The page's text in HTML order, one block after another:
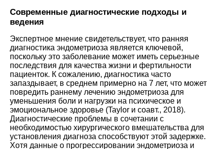
Современные диагностические подходы и
ведения
Экспертное мнение свидетельствует, что ранняя
диагностика эндометриоза является ключевой,
поскольку это заболевание может иметь серьезные
последствия для качества жизни и фертильности
пациенток. К сожалению, диагностика часто
запаздывает, в среднем примерно на 7 лет, что может
повредить раннему лечению эндометриоза для
уменьшения боли и нагрузки на психическое и
эмоциональное здоровье (Taylor и соавт., 2018).
Диагностические проблемы в сочетании с
необходимостью хирургического вмешательства для
установления диагноза способствуют этой задержке.
Хотя данные о прогрессировании эндометриоза и